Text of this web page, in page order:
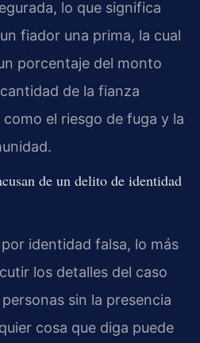
lo que significa
fiador una prima, la cual
porcentaje del monto
de la fianza
el riesgo de fuga y la
de un delito de identidad
identidad falsa, lo más
los detalles del caso
sin la presencia
cosa que diga puede